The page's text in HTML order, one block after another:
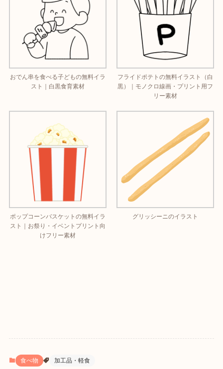
おでん串を食べる子どもの無料イラ
スト｜白黒食育素材
フライドポテトの無料イラスト（白
黒）｜モノクロ線画・プリント用フ
リー素材
ポップコーンバスケットの無料イラ
スト｜お祭り・イベントプリント向
けフリー素材
グリッシーニのイラスト
食べ物 加工品・軽食